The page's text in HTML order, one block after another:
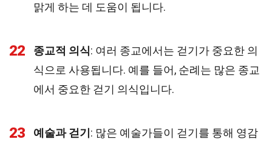
맑게 하는 데 도움이 됩니다.
22 종교적 의식: 여러 종교에서는 걷기가 중요한 의
식으로 사용됩니다. 예를 들어, 순례는 많은 종교
에서 중요한 걷기 의식입니다.
23 예술과 걷기 : 많은 예술가들이 걷기를 통해 영감